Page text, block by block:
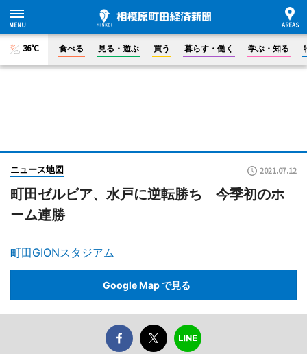
36°C 食べる 見る・遊ぶ 買う 暮らす・働く 学ぶ・知る
ニュース地図 2021.07.12
町田ゼルビア、水戸に逆転勝ち 今季初のホ
ーム連勝
町田GIONスタジアム
Google Map で見る